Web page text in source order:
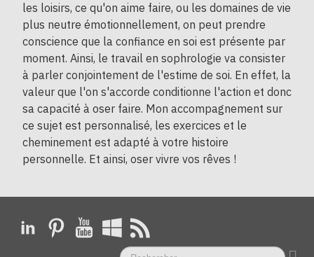
les loisirs, ce qu'on aime faire, ou les domaines de vie
plus neutre émotionnellement, on peut prendre
conscience que la confiance en soi est présente par
moment. Ainsi, le travail en sophrologie va consister
à parler conjointement de l'estime de soi. En effet, la
valeur que l'on s'accorde conditionne l'action et donc
sa capacité à oser faire. Mon accompagnement sur
ce sujet est personnalisé, les exercices et le
cheminement est adapté à votre histoire
personnelle. Et ainsi, oser vivre vos rêves !